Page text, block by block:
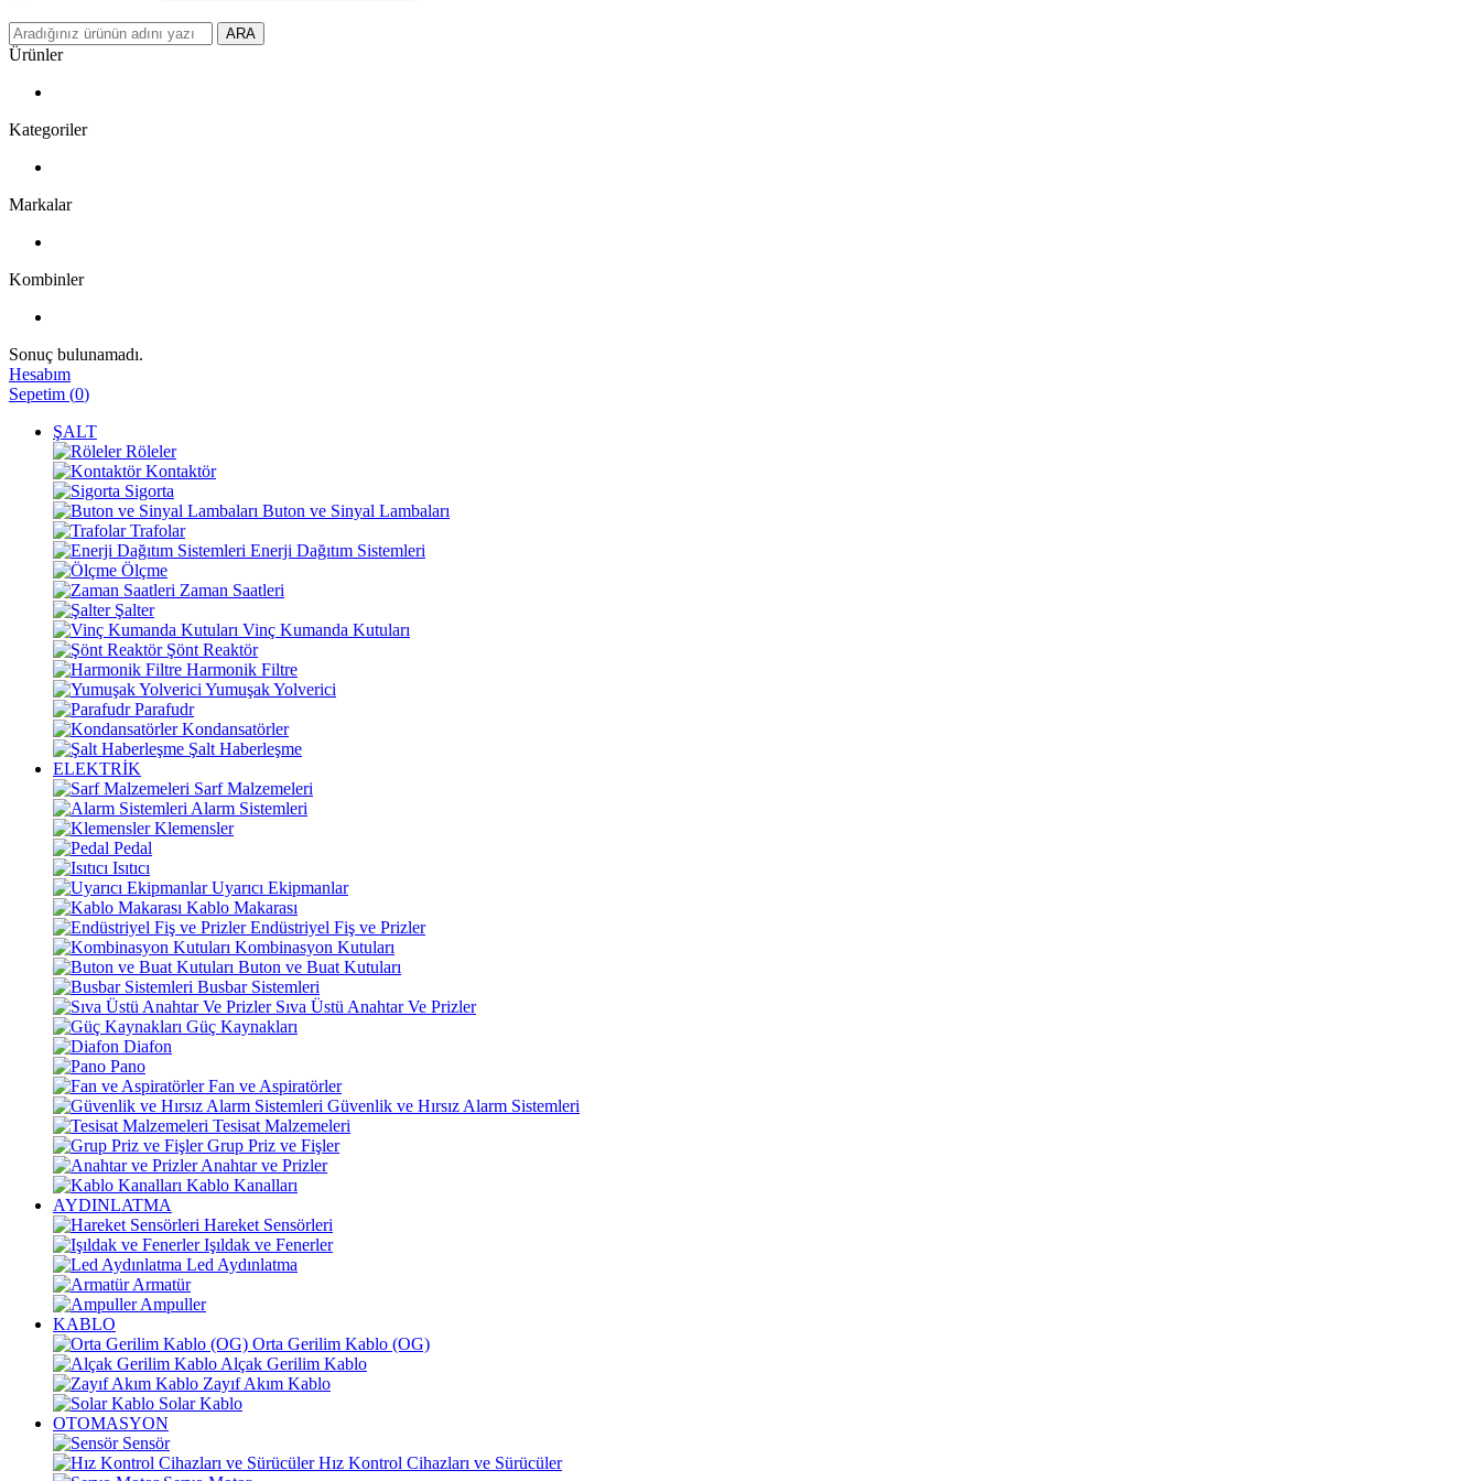
ARA
Ürünler
Kategoriler
Markalar
Kombinler
Sonuç bulunamadı.
Hesabım
Sepetim (0)
ŞALT
Röleler
Kontaktör
Sigorta
Buton ve Sinyal Lambaları
Trafolar
Enerji Dağıtım Sistemleri
Ölçme
Zaman Saatleri
Şalter
Vinç Kumanda Kutuları
Şönt Reaktör
Harmonik Filtre
Yumuşak Yolverici
Parafudr
Kondansatörler
Şalt Haberleşme
ELEKTRİK
Sarf Malzemeleri
Alarm Sistemleri
Klemensler
Pedal
Isıtıcı
Uyarıcı Ekipmanlar
Kablo Makarası
Endüstriyel Fiş ve Prizler
Kombinasyon Kutuları
Buton ve Buat Kutuları
Busbar Sistemleri
Sıva Üstü Anahtar Ve Prizler
Güç Kaynakları
Diafon
Pano
Fan ve Aspiratörler
Güvenlik ve Hırsız Alarm Sistemleri
Tesisat Malzemeleri
Grup Priz ve Fişler
Anahtar ve Prizler
Kablo Kanalları
AYDINLATMA
Hareket Sensörleri
Işıldak ve Fenerler
Led Aydınlatma
Armatür
Ampuller
KABLO
Orta Gerilim Kablo (OG)
Alçak Gerilim Kablo
Zayıf Akım Kablo
Solar Kablo
OTOMASYON
Sensör
Hız Kontrol Cihazları ve Sürücüler